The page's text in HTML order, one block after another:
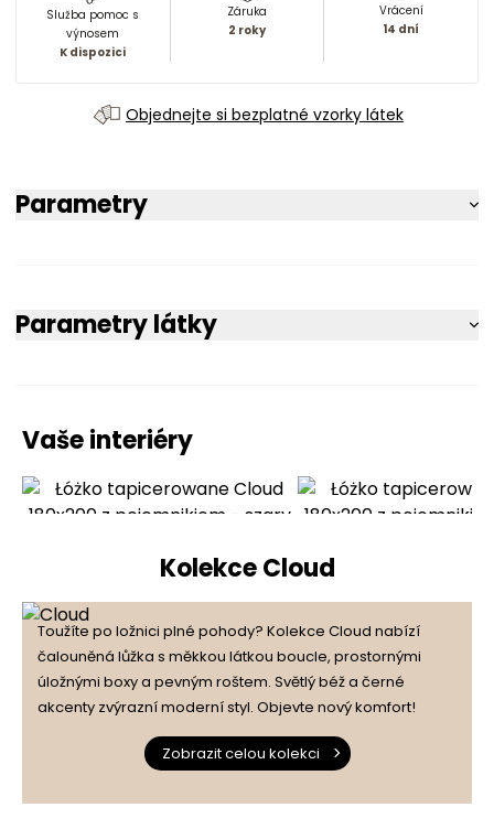
Služba pomoc s
výnosem
K dispozici
Záruka
2 roky
Vrácení
14 dní
Objednejte si bezplatné vzorky látek
Parametry
Parametry látky
Vaše interiéry
Kolekce Cloud
Toužíte po ložnici plné pohody? Kolekce Cloud nabízí
čalouněná lůžka s měkkou látkou boucle, prostornými
úložnými boxy a pevným roštem. Světlý béž a černé
akcenty zvýrazní moderní styl. Objevte nový komfort!
Zobrazit celou kolekci